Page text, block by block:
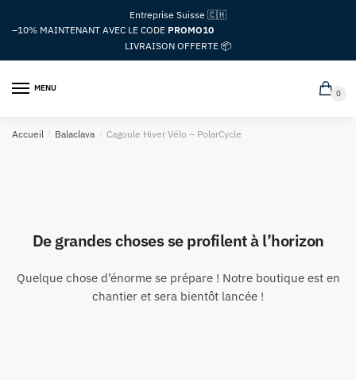
navigation
au
Entreprise Suisse 🇨🇭
–10% MAINTENANT AVEC LE CODE PROMO10
LIVRAISON OFFERTE 📦
MENU
0
Accueil / Balaclava / Cagoule Hiver Vélo – PolarCycle
De grandes choses se profilent à l’horizon
Quelque chose d’énorme se prépare ! Notre boutique est en
chantier et sera bientôt lancée !